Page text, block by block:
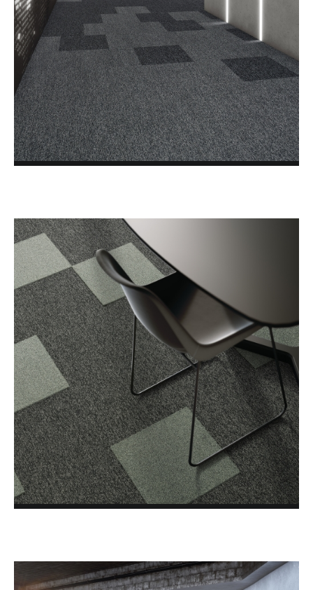
MILLENNIUM NXTGEN
MODUS
MOTION
PLUS
ROCKET
VINTAGE
LVT IVC Loose Lay
LVT MILLIKEN Loose Lay
LVT MILLIKEN WOVEN VINYL
LVT MODULYSS Loose Lay
BLOG
FOTOGALÉRIA
O NÁS
KONTAKTY